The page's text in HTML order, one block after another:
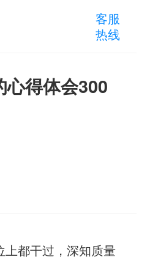
客服
热线
得体会300
都干过，深知质量